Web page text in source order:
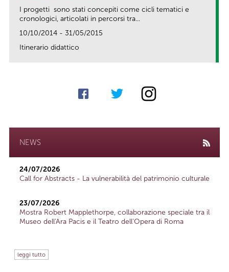
I progetti sono stati concepiti come cicli tematici e
cronologici, articolati in percorsi tra...
10/10/2014 - 31/05/2015
Itinerario didattico
NEWS
24/07/2026
Call for Abstracts - La vulnerabilità del patrimonio culturale
23/07/2026
Mostra Robert Mapplethorpe, collaborazione speciale tra il
Museo dell'Ara Pacis e il Teatro dell'Opera di Roma
leggi tutto